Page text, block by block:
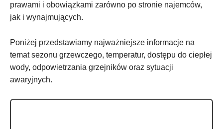
prawami i obowiązkami zarówno po stronie najemców,
jak i wynajmujących.
Poniżej przedstawiamy najważniejsze informacje na
temat sezonu grzewczego, temperatur, dostępu do ciepłej
wody, odpowietrzania grzejników oraz sytuacji
awaryjnych.